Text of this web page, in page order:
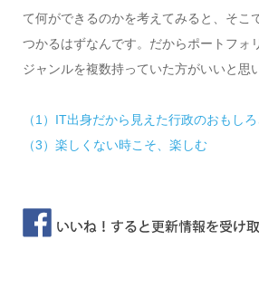
て何ができるのかを考えてみると、そこ
つかるはずなんです。だからポートフォ
ジャンルを複数持っていた方がいいと思
（1）IT出身だから見えた行政のおもしろ
（3）楽しくない時こそ、楽しむ